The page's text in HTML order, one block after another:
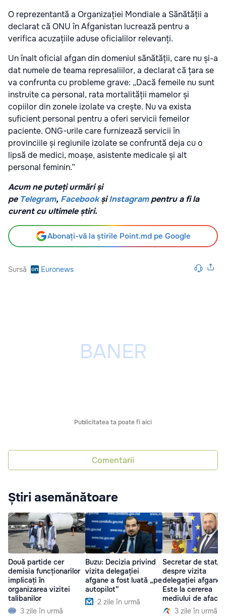
O reprezentantă a Organizației Mondiale a Sănătății a
declarat că ONU în Afganistan lucrează pentru a
verifica acuzațiile aduse oficialilor relevanți.
Un înalt oficial afgan din domeniul sănătății, care nu și-a
dat numele de teama represaliilor, a declarat că țara se
va confrunta cu probleme grave: „Dacă femeile nu sunt
instruite ca personal, rata mortalității mamelor și
copiilor din zonele izolate va crește. Nu va exista
suficient personal pentru a oferi servicii femeilor
paciente. ONG-urile care furnizează servicii în
provinciile și regiunile izolate se confruntă deja cu o
lipsă de medici, moașe, asistente medicale și alt
personal feminin.”
Acum ne puteți urmări și
pe Telegram, FacebookșiInstagrampentru a fi la
curent cu ultimele știri.
Abonați-vă la știrile Point.md pe Google
Sursă Euronews
Publicitatea ta poate fi aici
Comentarii
Știri asemănătoare
Două partide cer
demisia funcționarilor
implicați în
organizarea vizitei
talibanilor
3 zile în urmă
Buzu: Decizia privind
vizita delegației
afgane a fost luată „pe
autopilot”
2 zile în urmă
Secretar de stat,
despre vizita
delegației afgane:
Este la cererea
mediului de afaceri
3 zile în urmă